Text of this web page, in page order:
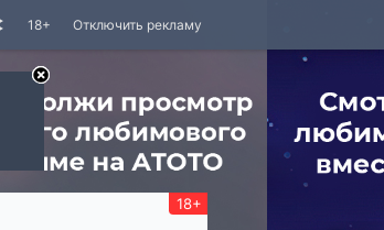
Отключить рекламу
18+
18+